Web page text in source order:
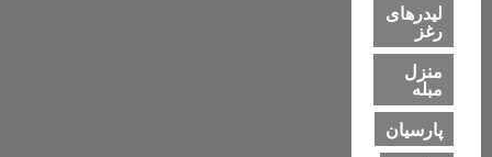
لیدرهای
رغز
منزل
مبله
پارسیان